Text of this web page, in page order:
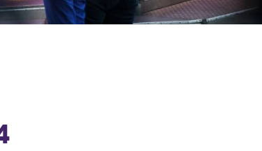
VEX-regeling